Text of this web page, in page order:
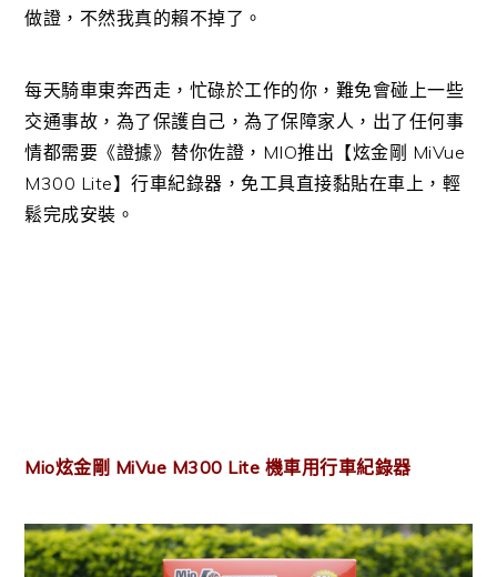
做證，不然我真的賴不掉了。
每天騎車東奔西走，忙碌於工作的你，難免會碰上一些
交通事故，為了保護自己，為了保障家人，出了任何事
情都需要《證據》替你佐證，MIO推出【炫金剛 MiVue
M300 Lite】行車紀錄器，免工具直接黏貼在車上，輕
鬆完成安裝。
Mio炫金剛 MiVue M300 Lite 機車用行車紀錄器